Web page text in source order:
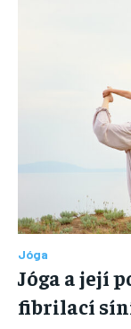
Jóga
Jóga a její
fibrilací